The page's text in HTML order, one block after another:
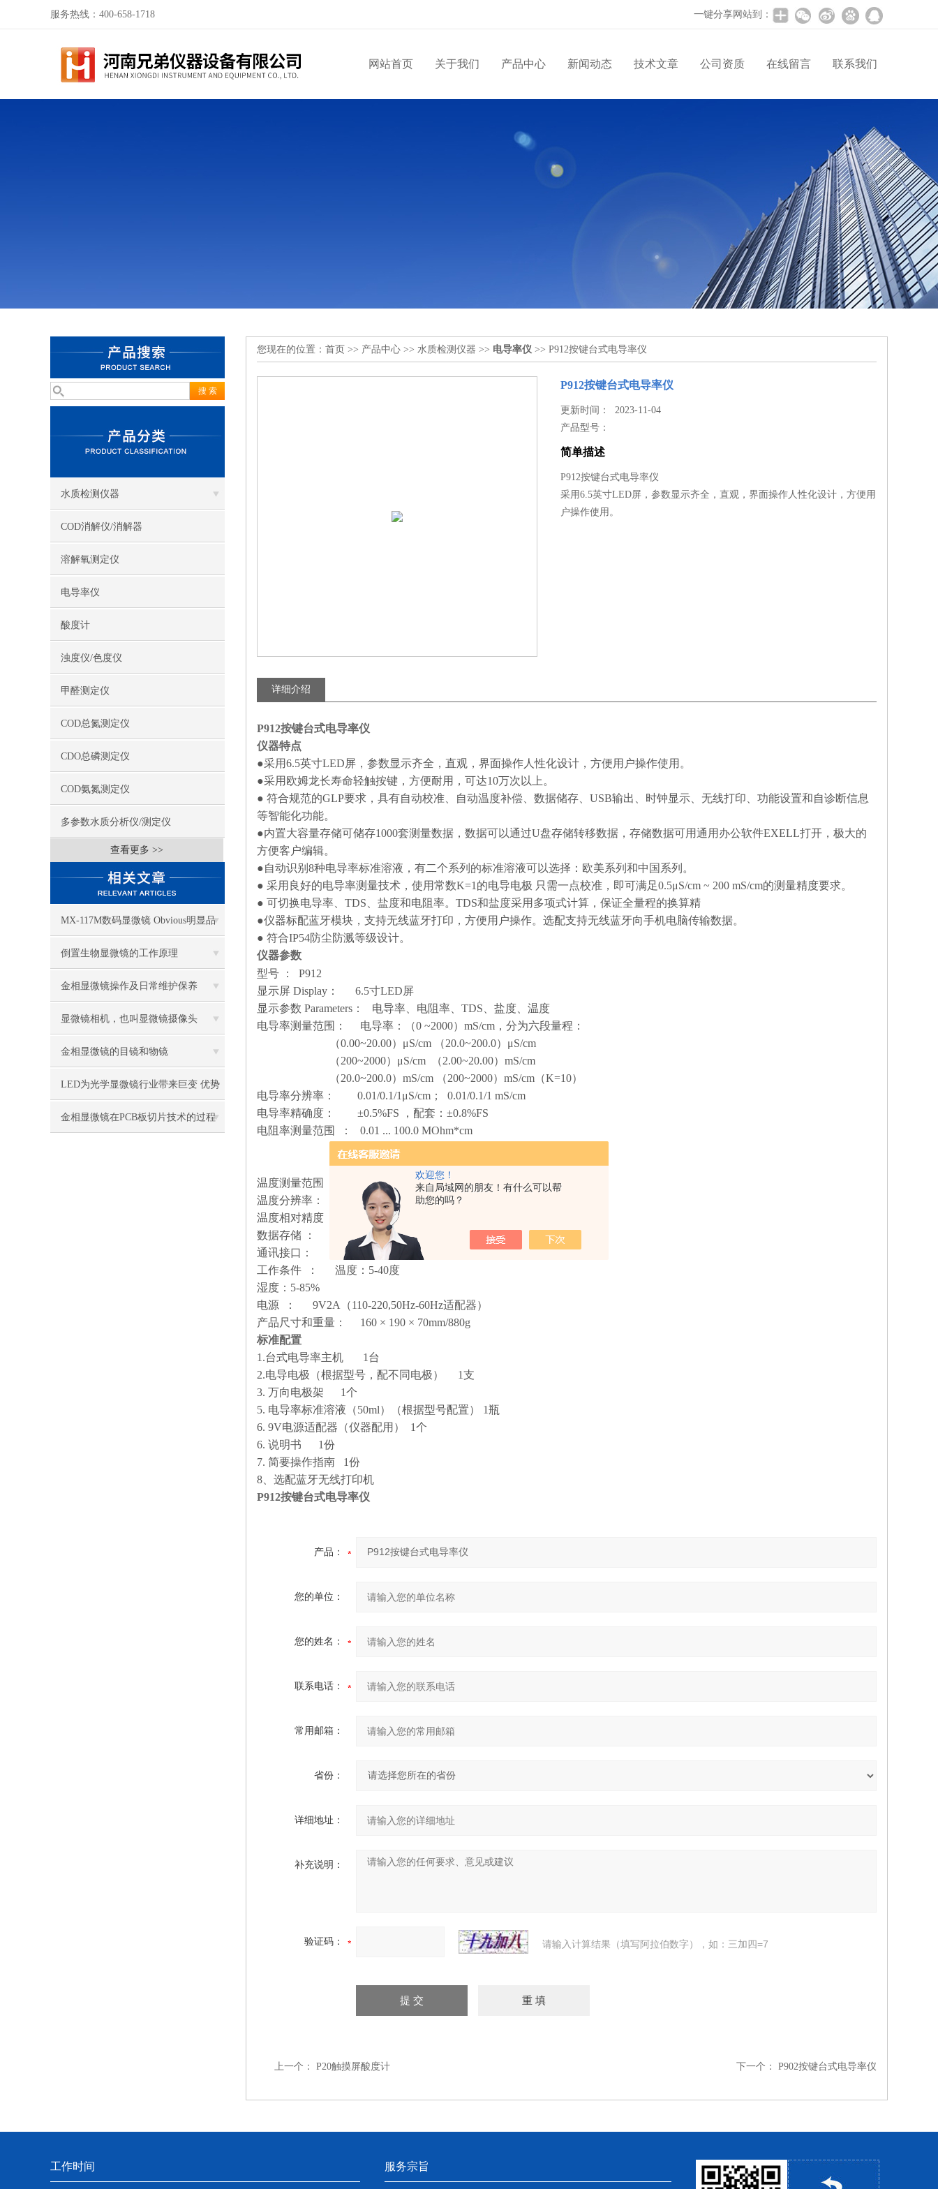
欢迎您！
来自局域网的朋友！有什么可以帮
助您的吗？
服务热线：400-658-1718 一键分享网站到：
网站首页 关于我们 产品中心 新闻动态 技术文章 公司资质 在线留言 联系我们
水质检测仪器
COD消解仪/消解器
溶解氧测定仪
电导率仪
酸度计
浊度仪/色度仪
甲醛测定仪
COD总氮测定仪
CDO总磷测定仪
COD氨氮测定仪
多参数水质分析仪/测定仪
查看更多 >>
MX-117M数码显微镜 Obvious明显品
牌值得推荐
倒置生物显微镜的工作原理
金相显微镜操作及日常维护保养
显微镜相机，也叫显微镜摄像头
金相显微镜的目镜和物镜
LED为光学显微镜行业带来巨变 优势
比传统卤素更明显
金相显微镜在PCB板切片技术的过程
您现在的位置： 首页 >> 产品中心 >> 水质检测仪器 >> 电导率仪 >> P912按键台式电导率仪
P912按键台式电导率仪
更新时间： 2023-11-04
产品型号：
简单描述
P912按键台式电导率仪
采用6.5英寸LED屏，参数显示齐全，直观，界面操作人性化设计，方便用
户操作使用。
详细介绍
P912按键台式电导率仪
仪器特点
●采用6.5英寸LED屏，参数显示齐全，直观，界面操作人性化设计，方便用户操作使用。
●采用欧姆龙长寿命轻触按键，方便耐用，可达10万次以上。
● 符合规范的GLP要求，具有自动校准、自动温度补偿、数据储存、USB输出、时钟显示、无线打印、功能设置和自诊断信息
等智能化功能。
●内置大容量存储可储存1000套测量数据，数据可以通过U盘存储转移数据，存储数据可用通用办公软件EXELL打开，极大的
方便客户编辑。
●自动识别8种电导率标准溶液，有二个系列的标准溶液可以选择：欧美系列和中国系列。
● 采用良好的电导率测量技术，使用常数K=1的电导电极 只需一点校准，即可满足0.5μS/cm ~ 200 mS/cm的测量精度要求。
● 可切换电导率、TDS、盐度和电阻率。TDS和盐度采用多项式计算，保证全量程的换算精
●仪器标配蓝牙模块，支持无线蓝牙打印，方便用户操作。选配支持无线蓝牙向手机电脑传输数据。
● 符合IP54防尘防溅等级设计。
仪器参数
型号 ： P912
显示屏 Display ：
6.5寸LED屏
显示参数 Parameters ：
电导率、电阻率、TDS、盐度、温度
电导率测量范围 ：
电导率：（0 ~2000）mS/cm，分为六段量程：
（0.00~20.00）μS/cm （20.0~200.0）μS/cm
（200~2000）μS/cm （2.00~20.00）mS/cm
（20.0~200.0）mS/cm （200~2000）mS/cm（K=10）
电导率分辨率 ：
0.01/0.1/1μS/cm； 0.01/0.1/1 mS/cm
电导率精确度 ：
±0.5%FS ，配套：±0.8%FS
电阻率测量范围
：
0.01 ... 100.0 MOhm*cm
TDS 0.000mg/L～1000g/L
盐度 （0 ~ 100）ppt
温度测量范围
（-5～130）℃
温度分辨率 ：
温度相对精度
±0.5℃
数据存储
：
500组
通讯接口 ：
USB，无线蓝牙，232
工作条件
：
温度：5-40度
湿度：5-85%
电源
：
9V2A（110-220,50Hz-60Hz适配器）
产品尺寸和重量 ：
160 × 190 × 70mm/880g
标准配置
1.台式电导率主机 1台
2.电导电极（根据型号，配不同电极） 1支
3. 万向电极架 1个
5. 电导率标准溶液（50ml）（根据型号配置） 1瓶
6. 9V电源适配器（仪器配用） 1个
6. 说明书 1份
7. 简要操作指南 1份
8、选配蓝牙无线打印机
P912按键台式电导率仪
产品：
您的单位：
您的姓名：
联系电话：
常用邮箱：
省份：
详细地址：
补充说明：
验证码： 请输入计算结果（填写阿拉伯数字），如：三加四=7
上一个： P20触摸屏酸度计 下一个： P902按键台式电导率仪
工作时间 服务宗旨